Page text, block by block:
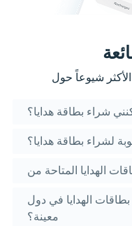
شراء بطاقة هدايا؟
لشراء بطاقة هدايا؟
الهدايا في دول
معينة؟